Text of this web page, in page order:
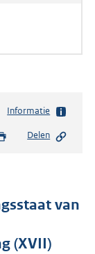
Informatie
Delen
van
(XVII)